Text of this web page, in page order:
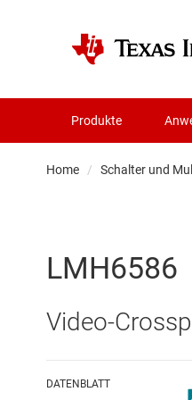
Produkte
Home / Schalter und
LMH6586
Video-
DATENBLATT